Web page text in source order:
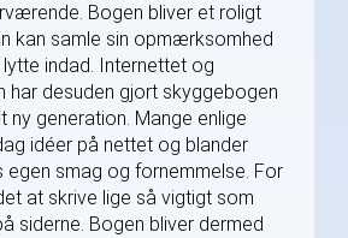
Bogen bliver et roligt
kan samle sin opmærksomhed
indad. Internettet og
har desuden gjort skyggebogen
ny generation. Mange enlige
idéer på nettet og blander
egen smag og fornemmelse. For
at skrive lige så vigtigt som
siderne. Bogen bliver dermed